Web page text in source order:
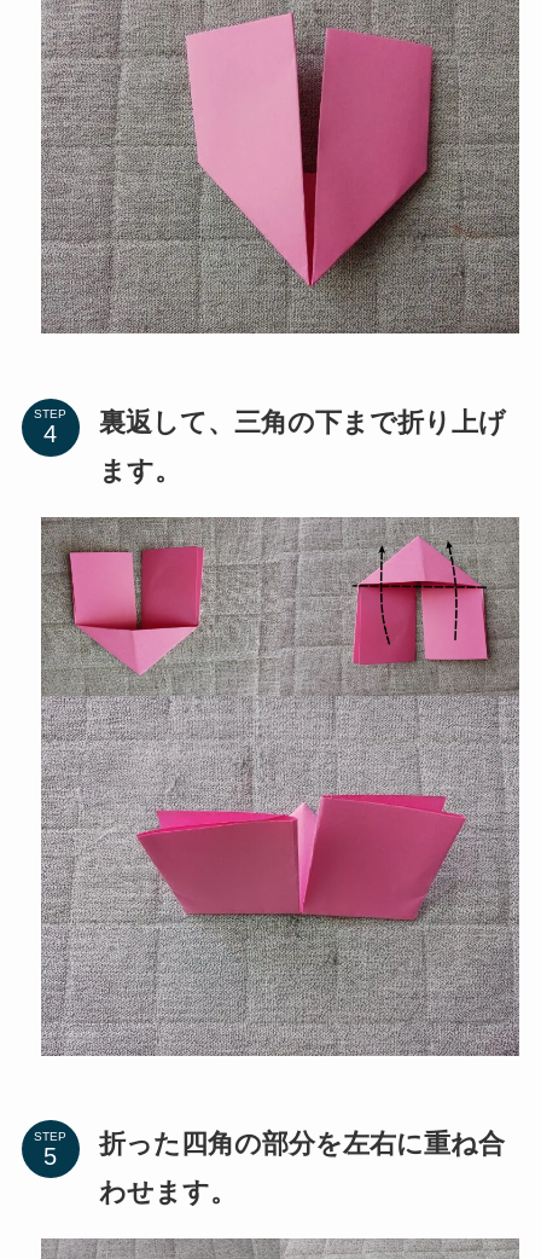
STEP
裏返して、三角の下まで折り上げ
ます。
STEP
折った四角の部分を左右に重ね合
わせます。